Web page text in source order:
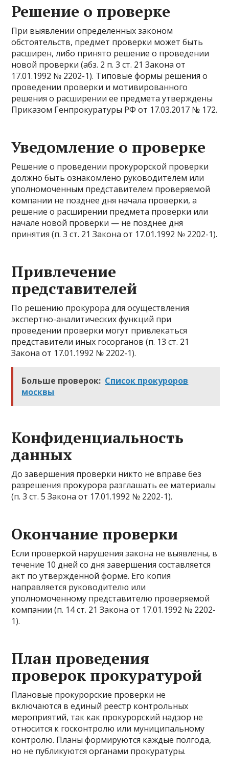
Решение о проверке
При выявлении определенных законом
обстоятельств, предмет проверки может быть
расширен, либо принято решение о проведении
новой проверки (абз. 2 п. 3 ст. 21 Закона от
17.01.1992 № 2202-1). Типовые формы решения о
проведении проверки и мотивированного
решения о расширении ее предмета утверждены
Приказом Генпрокуратуры РФ от 17.03.2017 № 172.
Уведомление о проверке
Решение о проведении прокурорской проверки
должно быть ознакомлено руководителем или
уполномоченным представителем проверяемой
компании не позднее дня начала проверки, а
решение о расширении предмета проверки или
начале новой проверки — не позднее дня
принятия (п. 3 ст. 21 Закона от 17.01.1992 № 2202-1).
Привлечение
представителей
По решению прокурора для осуществления
экспертно-аналитических функций при
проведении проверки могут привлекаться
представители иных госорганов (п. 13 ст. 21
Закона от 17.01.1992 № 2202-1).
Больше проверок: Список прокуроров
москвы
Конфиденциальность
данных
До завершения проверки никто не вправе без
разрешения прокурора разглашать ее материалы
(п. 3 ст. 5 Закона от 17.01.1992 № 2202-1).
Окончание проверки
Если проверкой нарушения закона не выявлены, в
течение 10 дней со дня завершения составляется
акт по утвержденной форме. Его копия
направляется руководителю или
уполномоченному представителю проверяемой
компании (п. 14 ст. 21 Закона от 17.01.1992 № 2202-
1).
План проведения
проверок прокуратурой
Плановые прокурорские проверки не
включаются в единый реестр контрольных
мероприятий, так как прокурорский надзор не
относится к госконтролю или муниципальному
контролю. Планы формируются каждые полгода,
но не публикуются органами прокуратуры.